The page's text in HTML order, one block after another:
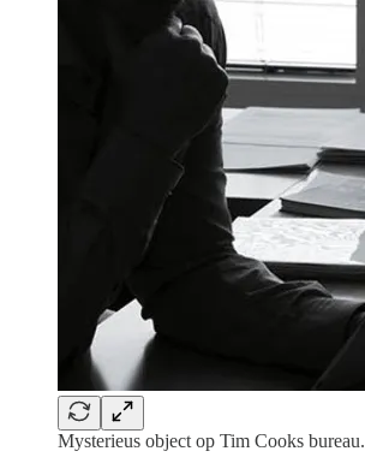
Mysterieus object op Tim Cooks bureau.